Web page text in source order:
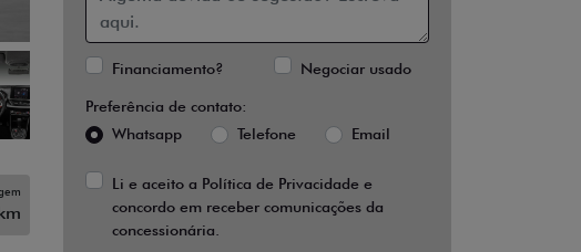
Financiamento? Negociar usado
Preferência de contato:
Whatsapp
Telefone Email
Li e aceito a Política de Privacidade e
concordo em receber comunicações da
concessionária.